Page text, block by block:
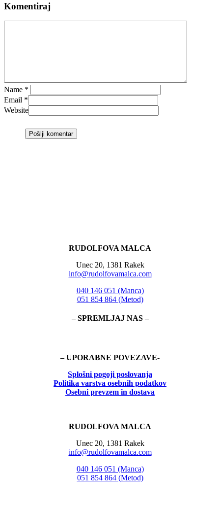
Komentiraj
Name *
Email *
Website
RUDOLFOVA MALCA
Unec 20, 1381 Rakek
info@rudolfovamalca.com
040 146 051 (Manca)
051 854 864 (Metod)
– SPREMLJAJ NAS –
– UPORABNE POVEZAVE-
Splošni pogoji poslovanja
Politika varstva osebnih podatkov
Osebni prevzem in dostava
RUDOLFOVA MALCA
Unec 20, 1381 Rakek
info@rudolfovamalca.com
040 146 051 (Manca)
051 854 864 (Metod)